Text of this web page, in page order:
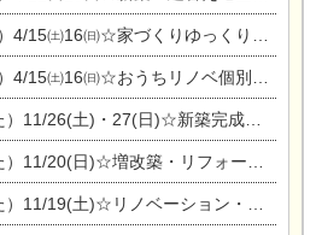
16㈰☆家づくりゆっくりじっくり個別相談会
15㈯16㈰☆おうちリノベ個別相談会
土)・27(日)☆新築完成見学会 in一宮市あずら
)☆増改築・リフォームまつり＆秋の味覚まつり＆芸術祭
ベーション・家の修理まつり＆増改築・リフォームまつりin扶桑ゴルフ